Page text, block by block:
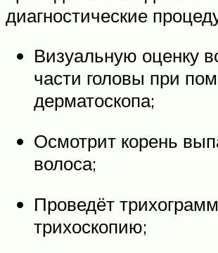
диагностические
Визуальную оценку
части головы при
дерматоскопа;
Осмотрит корень
волоса;
Проведёт
трихоскопию;